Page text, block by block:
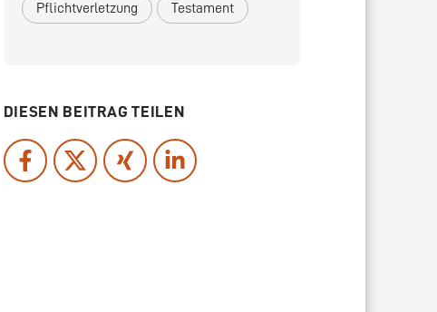
Pflichtverletzung Testament
DIESEN BEITRAG TEILEN